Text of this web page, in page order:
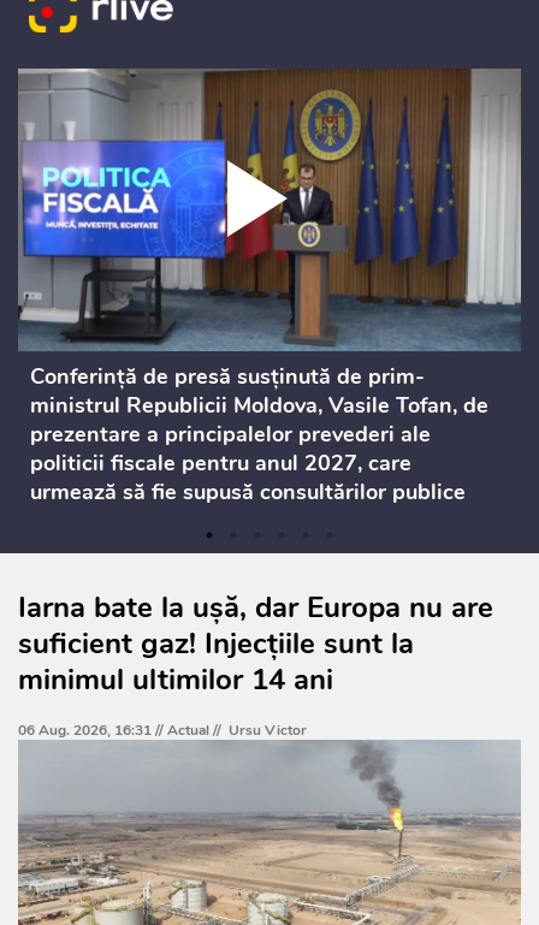
Conferință de presă susținută de prim-
ministrul Republicii Moldova, Vasile Tofan, de
prezentare a principalelor prevederi ale
politicii fiscale pentru anul 2027, care
urmează să fie supusă consultărilor publice
Iarna bate la ușă, dar Europa nu are
suficient gaz! Injecțiile sunt la
minimul ultimilor 14 ani
06 Aug. 2026, 16:31 //Actual// Ursu Victor